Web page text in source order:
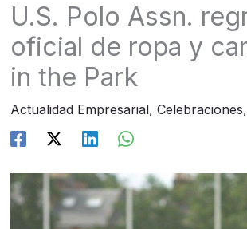
U.S. Polo Assn.
oficial de ropa y
in the Park
Actualidad Empresarial, Celebraciones,